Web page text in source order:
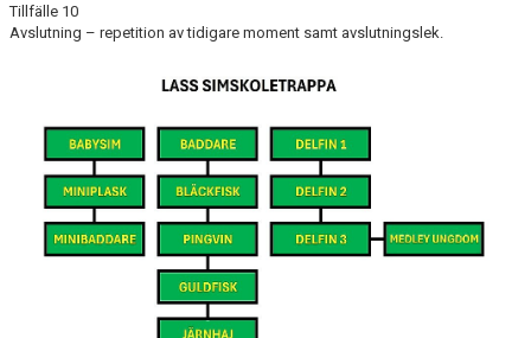
Tillfälle 10
Avslutning – repetition av tidigare moment samt avslutningslek.